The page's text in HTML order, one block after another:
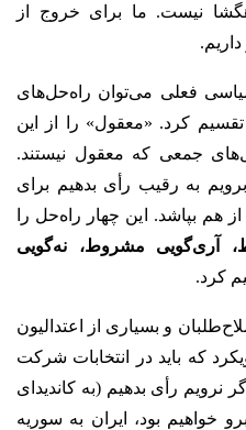
نیست. ما برای خروج از
فعلی می‌توان راه‌حل‌های‌‌
کرد. «معقول» را از این
جمعی‌ که معقول نیستند.
به رقیب رأی بدهیم برای
هم بپاشد. این چهار راه‌حل را
آری‌‌گویی مشروط، نه‌گویی
کرد.
و بسیاری از اعتدالیون
که باید در انتخابات شرکت
نرویم رأی بدهیم (به کاندیدای
خواهیم بود، ایران به سوریه